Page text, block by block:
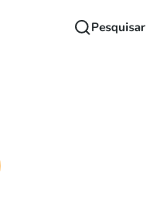
Pesquisar